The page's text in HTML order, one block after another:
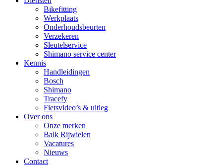
Bikefitting
Werkplaats
Onderhoudsbeurten
Verzekeren
Sleutelservice
Shimano service center
Kennis
Handleidingen
Bosch
Shimano
Tracefy
Fietsvideo’s & uitleg
Over ons
Onze merken
Balk Rijwielen
Vacatures
Nieuws
Contact